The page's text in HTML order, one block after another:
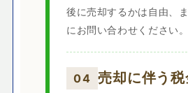
後に売却するかは自由、
にお問い合わせください。
04 売却に伴う